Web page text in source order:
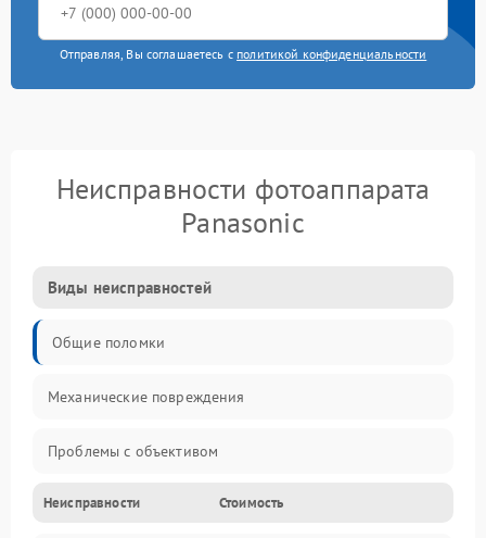
Отправляя, Вы соглашаетесь с политикой конфиденциальности
Неисправности фотоаппарата
Panasonic
Виды неисправностей
Общие поломки
Механические повреждения
Проблемы с объективом
Электронные ошибки
Неисправности Стоимость